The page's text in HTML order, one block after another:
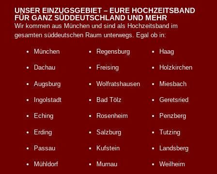
UNSER EINZUGSGEBIET – EURE HOCHZEITSBAND
FÜR GANZ SÜDDEUTSCHLAND UND MEHR
Wir kommen aus München und sind als Hochzeitsband im
gesamten süddeutschen Raum unterwegs. Egal ob in:
München
Dachau
Augsburg
Ingolstadt
Eching
Erding
Passau
Mühldorf
Regensburg
Freising
Wolfratshausen
Bad Tölz
Rosenheim
Salzburg
Kufstein
Murnau
Haag
Holzkirchen
Miesbach
Geretsried
Penzberg
Tutzing
Landsberg
Weilheim